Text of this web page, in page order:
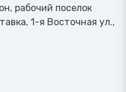
рабочий поселок
1-я Восточная ул.,